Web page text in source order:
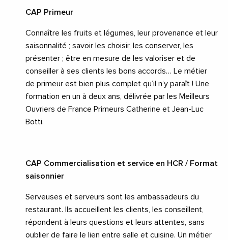
CAP Primeur
Connaître les fruits et légumes, leur provenance et leur
saisonnalité ; savoir les choisir, les conserver, les
présenter ; être en mesure de les valoriser et de
conseiller à ses clients les bons accords… Le métier
de primeur est bien plus complet qu’il n’y paraît ! Une
formation en un à deux ans, délivrée par les Meilleurs
Ouvriers de France Primeurs Catherine et Jean-Luc
Botti.
CAP Commercialisation et service en HCR / Format
saisonnier
Serveuses et serveurs sont les ambassadeurs du
restaurant. Ils accueillent les clients, les conseillent,
répondent à leurs questions et leurs attentes, sans
oublier de faire le lien entre salle et cuisine. Un métier